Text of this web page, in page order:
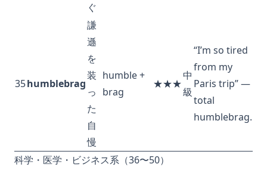
ぐ
35humblebrag
謙
遜
を
装
っ
た
自
慢
humble +
brag
★★★
中
級
“I’m so tired
from my
Paris trip” —
total
humblebrag.
科学・医学・ビジネス系（36〜50）